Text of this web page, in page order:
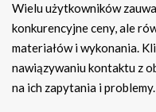
Wielu użytkowników
konkurencyjne ceny, ale
materiałów i wykonania.
nawiązywaniu kontaktu z
na ich zapytania i problemy.